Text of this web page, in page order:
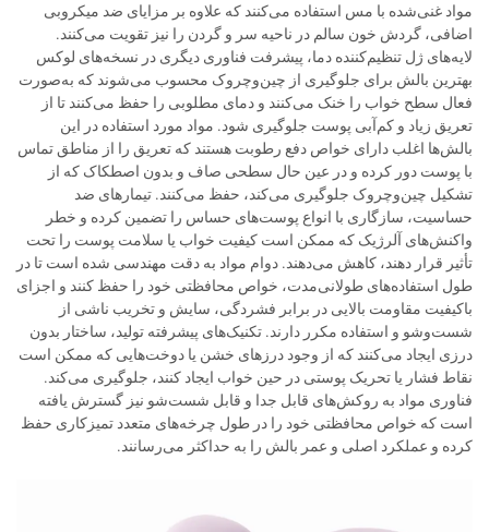
مواد غنی‌شده با مس استفاده می‌کنند که علاوه بر مزایای ضد میکروبی
اضافی، گردش خون سالم در ناحیه سر و گردن را نیز تقویت می‌کنند.
لایه‌های ژل تنظیم‌کننده دما، پیشرفت فناوری دیگری در نسخه‌های لوکس
بهترین بالش برای جلوگیری از چین‌وچروک محسوب می‌شوند که به‌صورت
فعال سطح خواب را خنک می‌کنند و دمای مطلوبی را حفظ می‌کنند تا از
تعریق زیاد و کم‌آبی پوست جلوگیری شود. مواد مورد استفاده در این
بالش‌ها اغلب دارای خواص دفع رطوبت هستند که تعریق را از مناطق تماس
با پوست دور کرده و در عین حال سطحی صاف و بدون اصطکاک که از
تشکیل چین‌وچروک جلوگیری می‌کند، حفظ می‌کنند. تیمارهای ضد
حساسیت، سازگاری با انواع پوست‌های حساس را تضمین کرده و خطر
واکنش‌های آلرژیک که ممکن است کیفیت خواب یا سلامت پوست را تحت
تأثیر قرار دهند، کاهش می‌دهند. دوام مواد به دقت مهندسی شده است تا در
طول استفاده‌های طولانی‌مدت، خواص محافظتی خود را حفظ کنند و اجزای
باکیفیت مقاومت بالایی در برابر فشردگی، سایش و تخریب ناشی از
شست‌وشو و استفاده مکرر دارند. تکنیک‌های پیشرفته تولید، ساختار بدون
درزی ایجاد می‌کنند که از وجود درزهای خشن یا دوخت‌هایی که ممکن است
نقاط فشار یا تحریک پوستی در حین خواب ایجاد کنند، جلوگیری می‌کند.
فناوری مواد به روکش‌های قابل جدا و قابل شست‌شو نیز گسترش یافته
است که خواص محافظتی خود را در طول چرخه‌های متعدد تمیزکاری حفظ
کرده و عملکرد اصلی و عمر بالش را به حداکثر می‌رسانند.